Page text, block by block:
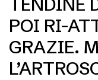
POI RI-
GRAZIE.